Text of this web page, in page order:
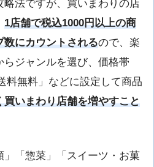
略法ですが、買いまわりの店
1店舗で税込1000円以上の商
数にカウントされるので、楽
ジャンルを選び、価格帯
料無料」などに設定して商品
買いまわり店舗を増やすこと
「惣菜」「スイーツ・お菓